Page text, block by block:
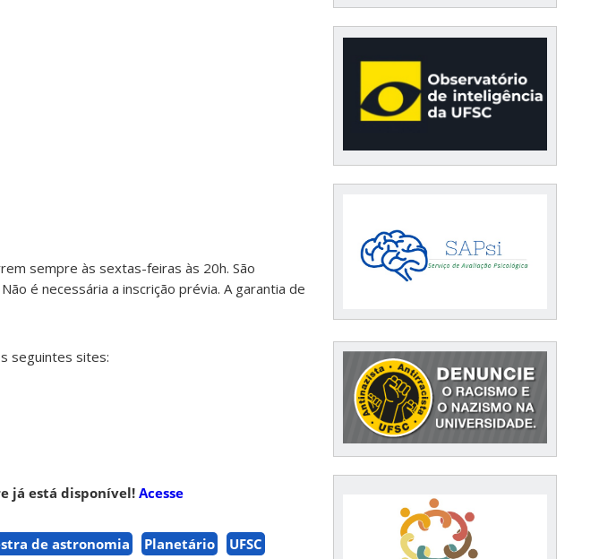
sempre às sextas-feiras às 20h. São
é necessária a inscrição prévia. A garantia de
seguintes sites:
já está disponível! Acesse
de astronomia Planetário UFSC